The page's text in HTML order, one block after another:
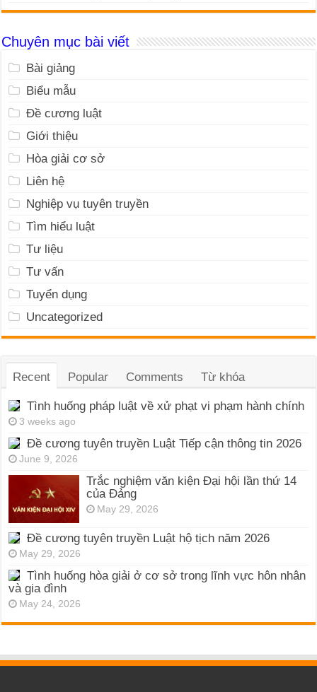
Chuyên mục bài viết
Bài giảng
Biểu mẫu
Đề cương luật
Giới thiệu
Hòa giải cơ sở
Liên hệ
Nghiệp vụ tuyên truyền
Tìm hiểu luật
Tư liệu
Tư vấn
Tuyển dụng
Uncategorized
Recent Popular Comments Từ khóa
Tình huống pháp luật về xử phạt vi phạm hành chính
3 weeks ago
Đề cương tuyên truyền Luật Tiếp cận thông tin 2026
June 9, 2026
Trắc nghiệm văn kiện Đại hội lần thứ 14
của Đảng
May 29, 2026
Đề cương tuyên truyền Luật hộ tịch năm 2026
May 29, 2026
Tình huống hòa giải ở cơ sở trong lĩnh vực hôn nhân
và gia đình
May 24, 2026